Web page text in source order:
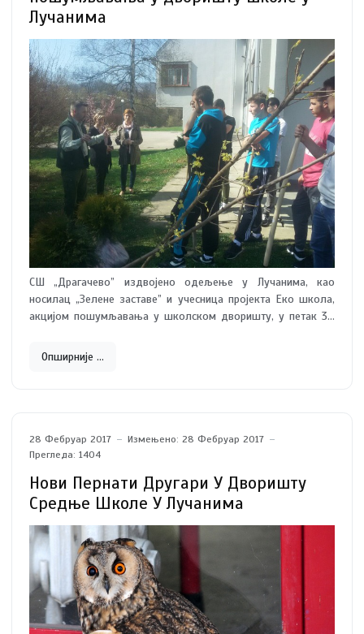
Лучанима
СШ „Драгачево” издвојено одељење у Лучанима, као
носилац „Зелене заставе” и учесница пројекта Еко школа,
акцијом пошумљавања у школском дворишту, у петак 31.
значајно признање.
Опширније …
28 Фебруар 2017
Измењено: 28 Фебруар 2017
Прегледа: 1404
Нови Пернати Другари У Дворишту
Средње Школе У Лучанима